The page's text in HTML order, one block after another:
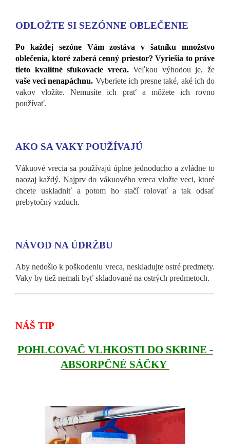
ODLOŽTE SI SEZÓNNE OBLEČENIE
Po každej sezóne Vám zostáva v šatníku množstvo
oblečenia, ktoré zaberá cenný priestor? Vyriešia to práve
tieto kvalitné sfukovacie vreca.Veľkou výhodou je, že
vaše veci nenapáchnu. Vyberiete ich presne také, aké ich do
vakov vložíte. Nemusíte ich prať a môžete ich rovno
používať.
AKO SA VAKY POUŽÍVAJÚ
Vákuové vrecia sa používajú úplne jednoducho a zvládne to
naozaj každý. Najprv do vákuového vreca vložte veci, ktoré
chcete uskladniť a potom ho stačí rolovať a tak odsať
prebytočný vzduch.
NÁVOD NA ÚDRŽBU
Aby nedošlo k poškodeniu vreca, neskladujte ostré predmety.
Vaky by tiež nemali byť skladované na ostrých predmetoch.
NÁŠ TIP
POHLCOVAČ VLHKOSTI DO SKRINE -
ABSORPČNÉ SÁČKY